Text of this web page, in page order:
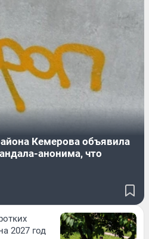
Кемерова объявила
анонима, что
2027 год